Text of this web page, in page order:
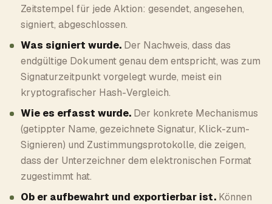
Zeitstempel für jede Aktion: gesendet, angesehen,
signiert, abgeschlossen.
Was signiert wurde. Der Nachweis, dass das
endgültige Dokument genau dem entspricht, was zum
Signaturzeitpunkt vorgelegt wurde, meist ein
kryptografischer Hash-Vergleich.
Wie es erfasst wurde. Der konkrete Mechanismus
(getippter Name, gezeichnete Signatur, Klick-zum-
Signieren) und Zustimmungsprotokolle, die zeigen,
dass der Unterzeichner dem elektronischen Format
zugestimmt hat.
Ob er aufbewahrt und exportierbar ist. Können